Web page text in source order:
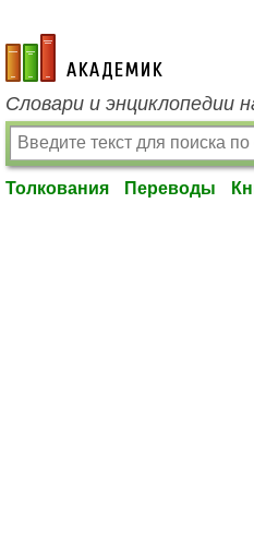
academic.ru
Словари и энциклопедии
Толкования Переводы